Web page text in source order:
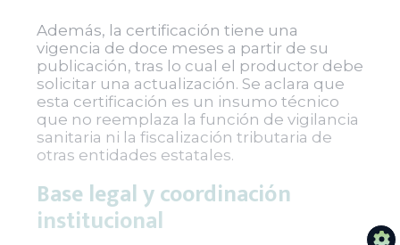
Además, la certificación tiene una
vigencia de doce meses a partir de su
publicación, tras lo cual el productor debe
solicitar una actualización. Se aclara que
esta certificación es un insumo técnico
que no reemplaza la función de vigilancia
sanitaria ni la fiscalización tributaria de
otras entidades estatales.
Base legal y coordinación
institucional